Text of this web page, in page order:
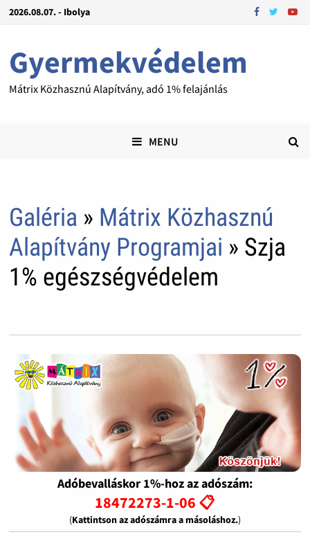
2026.08.07. - Ibolya
Gyermekvédelem
Mátrix Közhasznú Alapítvány, adó 1% felajánlás
MENU
Galéria » Mátrix Közhasznú
Alapítvány Programjai » Szja
1% egészségvédelem
Adóbevalláskor 1%-hoz az adószám:
18472273-1-06 📋
(Kattintson az adószámra a másoláshoz.)